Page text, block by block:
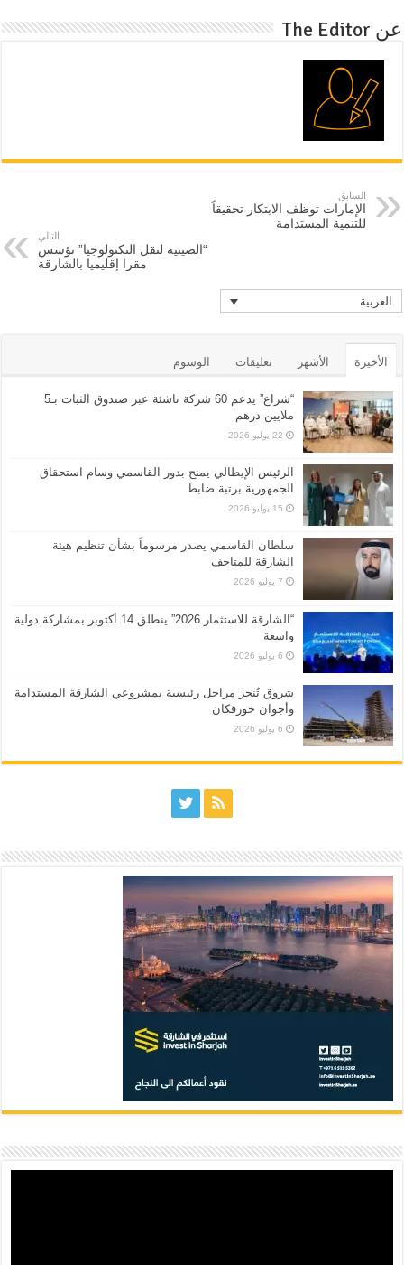
عن The Editor
السابق
الإمارات توظف الابتكار تحقيقاً
للتنمية المستدامة
التالي
“الصينية لنقل التكنولوجيا” تؤسس
مقرا إقليميا بالشارقة
العربية
الأخيرة الأشهر تعليقات الوسوم
“شراع” يدعم 60 شركة ناشئة عبر صندوق الثبات بـ5
ملايين درهم
22 يوليو 2026
الرئيس الإيطالي يمنح بدور القاسمي وسام استحقاق
الجمهورية برتبة ضابط
15 يوليو 2026
سلطان القاسمي يصدر مرسوماً بشأن تنظيم هيئة
الشارقة للمتاحف
7 يوليو 2026
“الشارقة للاستثمار 2026” ينطلق 14 أكتوبر بمشاركة دولية
واسعة
6 يوليو 2026
شروق تُنجز مراحل رئيسية بمشروعَي الشارقة المستدامة
وأجوان خورفكان
6 يوليو 2026